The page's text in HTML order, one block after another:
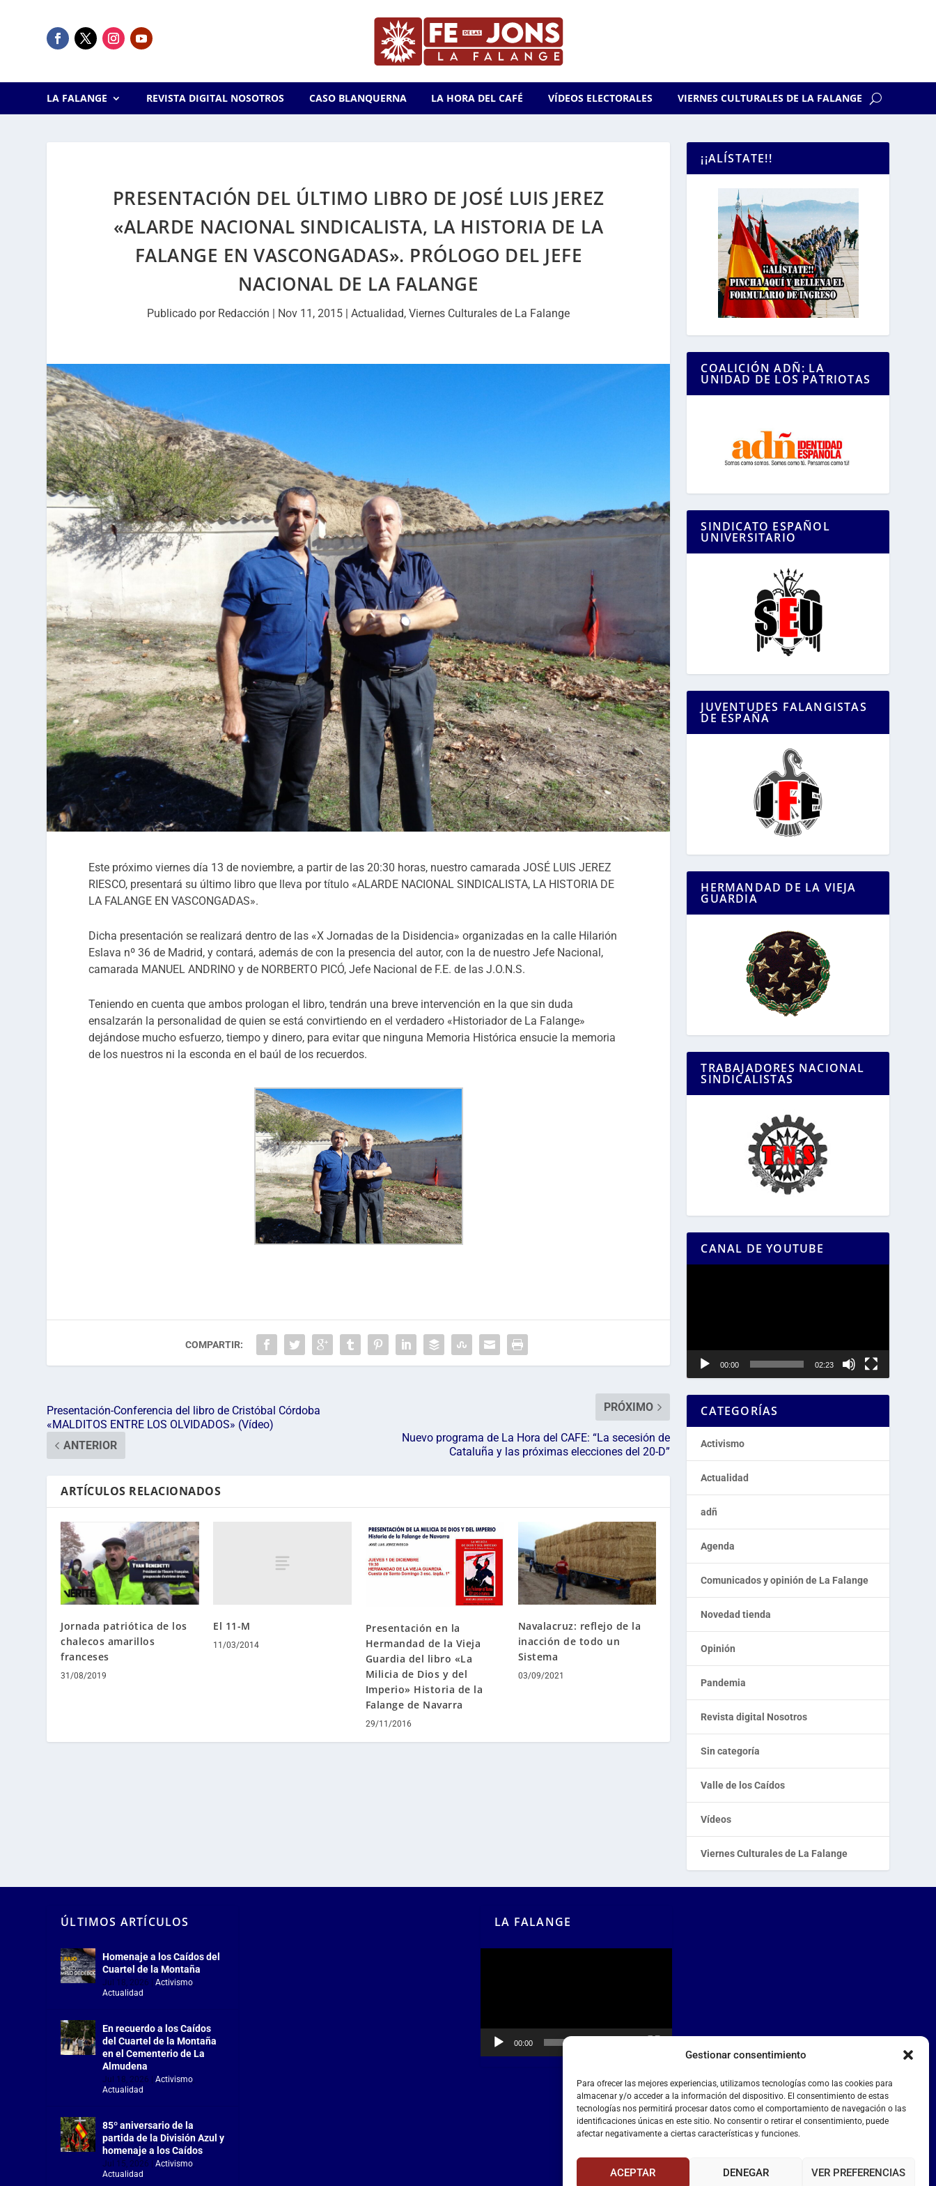
Gestionar consentimiento
Para ofrecer las mejores experiencias, utilizamos tecnologías como las cookies para
almacenar y/o acceder a la información del dispositivo. El consentimiento de estas
tecnologías nos permitirá procesar datos como el comportamiento de navegación o las
identificaciones únicas en este sitio. No consentir o retirar el consentimiento, puede
afectar negativamente a ciertas características y funciones.
ACEPTAR DENEGAR VER PREFERENCIAS
LA FALANGE REVISTA DIGITAL NOSOTROS CASO BLANQUERNA LA HORA DEL CAFÉ VÍDEOS ELECTORALES VIERNES CULTURALES DE LA FALANGE
PRESENTACIÓN DEL ÚLTIMO LIBRO DE JOSÉ LUIS JEREZ
«ALARDE NACIONAL SINDICALISTA, LA HISTORIA DE LA
FALANGE EN VASCONGADAS». PRÓLOGO DEL JEFE
NACIONAL DE LA FALANGE
Publicado por Redacción | Nov 11, 2015 |Actualidad,Viernes Culturales de La Falange
Este próximo viernes día 13 de noviembre, a partir de las 20:30 horas, nuestro camarada JOSÉ LUIS JEREZ
RIESCO, presentará su último libro que lleva por título «ALARDE NACIONAL SINDICALISTA, LA HISTORIA DE
LA FALANGE EN VASCONGADAS».
Dicha presentación se realizará dentro de las «X Jornadas de la Disidencia» organizadas en la calle Hilarión
Eslava nº 36 de Madrid, y contará, además de con la presencia del autor, con la de nuestro Jefe Nacional,
camarada MANUEL ANDRINO y de NORBERTO PICÓ, Jefe Nacional de F.E. de las J.O.N.S.
Teniendo en cuenta que ambos prologan el libro, tendrán una breve intervención en la que sin duda
ensalzarán la personalidad de quien se está convirtiendo en el verdadero «Historiador de La Falange»
dejándose mucho esfuerzo, tiempo y dinero, para evitar que ninguna Memoria Histórica ensucie la memoria
de los nuestros ni la esconda en el baúl de los recuerdos.
COMPARTIR:
Presentación-Conferencia del libro de Cristóbal Córdoba
«MALDITOS ENTRE LOS OLVIDADOS» (Vídeo)
ANTERIOR
PRÓXIMO
Nuevo programa de La Hora del CAFE: “La secesión de
Cataluña y las próximas elecciones del 20-D”
ARTÍCULOS RELACIONADOS
Jornada patriótica de los
chalecos amarillos
franceses
31/08/2019
El 11-M
11/03/2014
Presentación en la
Hermandad de la Vieja
Guardia del libro «La
Milicia de Dios y del
Imperio» Historia de la
Falange de Navarra
29/11/2016
Navalacruz: reflejo de la
inacción de todo un
Sistema
03/09/2021
¡¡ALÍSTATE!!
COALICIÓN ADÑ: LA
UNIDAD DE LOS PATRIOTAS
SINDICATO ESPAÑOL
UNIVERSITARIO
JUVENTUDES FALANGISTAS
DE ESPAÑA
HERMANDAD DE LA VIEJA
GUARDIA
TRABAJADORES NACIONAL
SINDICALISTAS
CANAL DE YOUTUBE
00:00 02:23
CATEGORÍAS
Activismo
Actualidad
adñ
Agenda
Comunicados y opinión de La Falange
Novedad tienda
Opinión
Pandemia
Revista digital Nosotros
Sin categoría
Valle de los Caídos
Vídeos
Viernes Culturales de La Falange
ÚLTIMOS ARTÍCULOS
Homenaje a los Caídos del
Cuartel de la Montaña
Jul 18, 2026 |Activismo,
Actualidad
En recuerdo a los Caídos
del Cuartel de la Montaña
en el Cementerio de La
Almudena
Jul 18, 2026 |Activismo,
Actualidad
85º aniversario de la
partida de la División Azul y
homenaje a los Caídos
Jul 15, 2026 |Activismo,
Actualidad
LA FALANGE
00:00